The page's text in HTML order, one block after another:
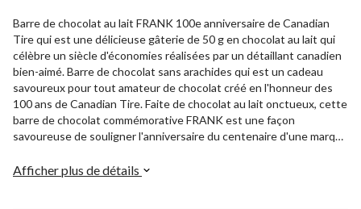
Barre de chocolat au lait FRANK 100e anniversaire de Canadian
Tire qui est une délicieuse gâterie de 50 g en chocolat au lait qui
célèbre un siècle d'économies réalisées par un détaillant canadien
bien-aimé. Barre de chocolat sans arachides qui est un cadeau
savoureux pour tout amateur de chocolat créé en l'honneur des
100 ans de Canadian Tire. Faite de chocolat au lait onctueux, cette
barre de chocolat commémorative FRANK est une façon
savoureuse de souligner l'anniversaire du centenaire d'une marque
Afficher plus de détails